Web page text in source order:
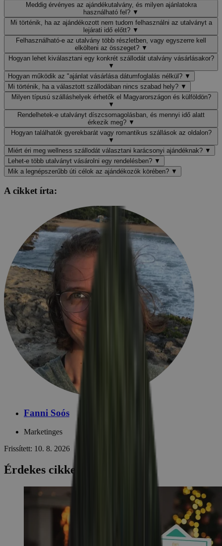
Meddig érvényes az ajándékutalvány, és milyen ajánlatokra
használható fel? ▼
Mi történik, ha az ajándékozott nem tudom felhasználni az utalványt a
lejárati idő előtt? ▼
Felhasználható-e az utalvány több részletben, vagy egyszerre kell
elkölteni az összeget? ▼
Hogyan lehet kiválasztani egy konkrét szállodát utalvány vásárlásakor?
▼
Hogyan működik az "ajánlat vásárlása dátumfoglalás nélkül? ▼
Mi történik, ha a választott szállodában nincs szabad hely? ▼
Milyen típusú szálláshelyek érhetők el Magyarországon és külföldön?
▼
Rendelhetek-e utalványt díszcsomagolásban, és mennyi idő alatt
érkezik meg? ▼
Hogyan találhatók gyerekbarát vagy romantikus szállások az oldalon?
▼
Miért éri meg wellness szállodát választani karácsonyi ajándéknak? ▼
Lehet-e több utalványt vásárolni egy rendelésben? ▼
Mik a legnépszerűbb úti célok az ajándékozók körében? ▼
A cikket írta:
Fanni Soós
Marketinges
Frissített: 10. 8. 2026
Érdekes cikkek